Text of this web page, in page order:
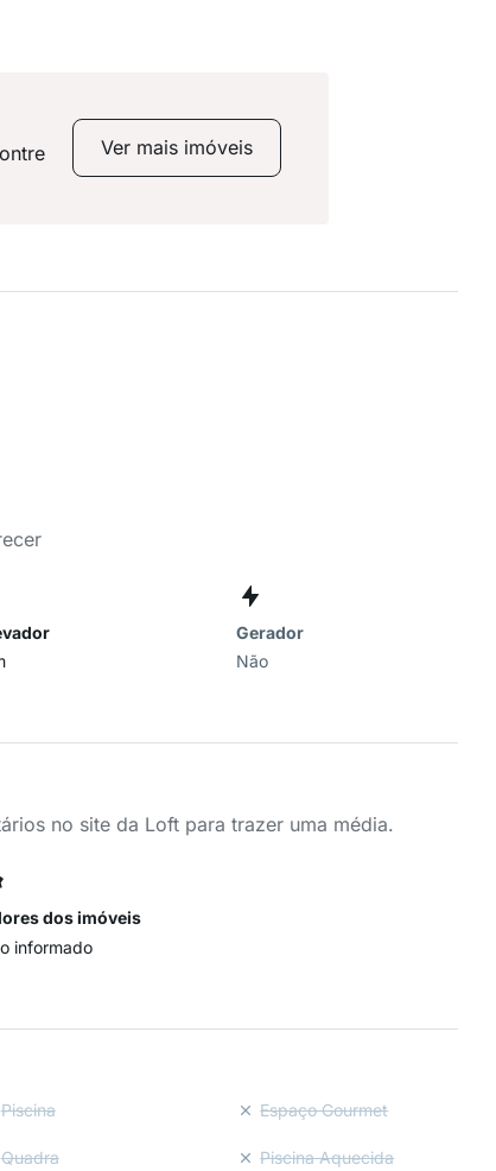
Ver mais imóveis
Gerador
Não
no site da Loft para trazer uma média.
dos imóveis
informado
Piscina Espaço Gourmet
Quadra Piscina Aquecida